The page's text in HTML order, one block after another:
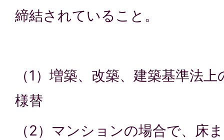
締結されていること。
（1）増築、改築、建築基準法
様替
（2）マンションの場合で、床